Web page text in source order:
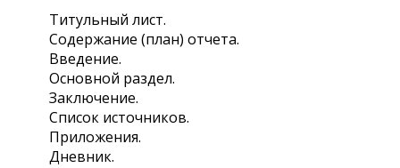
Титульный лист.
Содержание (план) отчета.
Введение.
Основной раздел.
Заключение.
Список источников.
Приложения.
Дневник.